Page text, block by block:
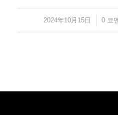
2024年10月15日
/ 0 코
/